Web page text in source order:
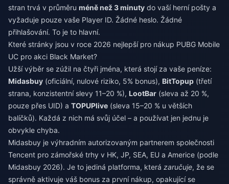
stran trvá v průměru méně než 3 minuty do vaší herní pošty a
vyžaduje pouze vaše Player ID. Žádné heslo. Žádné
přihlašování. To je to hlavní.
Které stránky jsou v roce 2026 nejlepší pro nákup PUBG Mobile
UC pro akci Black Market?
Užší výběr se zúžil na čtyři jména, která stojí za vaše peníze:
Midasbuy (oficiální, nulové riziko, 5% bonus), BitTopup (třetí
strana, konzistentní slevy 11–20 %), LootBar (sleva až 20 %,
pouze přes UID) a TOPUPlive (sleva 15–20 % u větších
balíčků). Každá z nich má svůj účel – a používat jen jednu je
obvykle chyba.
Midasbuy je výhradním autorizovaným partnerem společnosti
Tencent pro zámořské trhy v HK, JP, SEA, EU a Americe (podle
Midasbuy 2026). Je to jediná platforma, která zaručuje, že se
správně aktivuje váš bonus za první nákup, opakující se